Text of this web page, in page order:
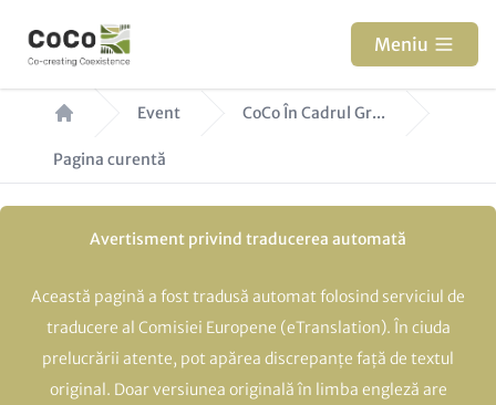
principal
Meniu
Breadcrumb Event CoCo În Cadrul Gr...
Pagina curentă
Avertisment privind traducerea automată
Această pagină a fost tradusă automat folosind serviciul de
traducere al Comisiei Europene (eTranslation). În ciuda
prelucrării atente, pot apărea discrepanțe față de textul
original. Doar versiunea originală în limba engleză are